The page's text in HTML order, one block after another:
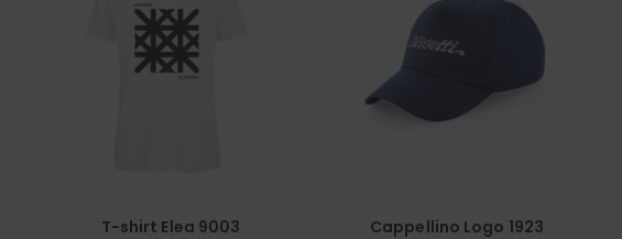
T-shirt Elea 9003
Cappellino Logo 1923